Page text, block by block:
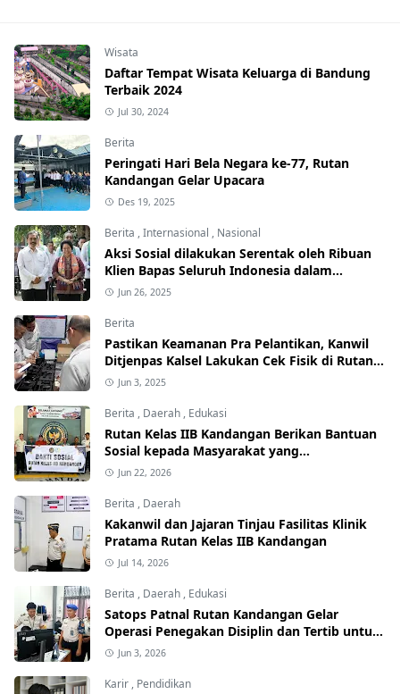
Wisata
Daftar Tempat Wisata Keluarga di Bandung
Terbaik 2024
Jul 30, 2024
Berita
Peringati Hari Bela Negara ke-77, Rutan
Kandangan Gelar Upacara
Des 19, 2025
Berita ,Internasional , Nasional
Aksi Sosial dilakukan Serentak oleh Ribuan
Klien Bapas Seluruh Indonesia dalam
Penerapan Pidana Alternatif
Jun 26, 2025
Berita
Pastikan Keamanan Pra Pelantikan, Kanwil
Ditjenpas Kalsel Lakukan Cek Fisik di Rutan
Kandangan, Rantau dan Pelaihari
Jun 3, 2025
Berita , Daerah , Edukasi
Rutan Kelas IIB Kandangan Berikan Bantuan
Sosial kepada Masyarakat yang
Membutuhkan
Jun 22, 2026
Berita , Daerah
Kakanwil dan Jajaran Tinjau Fasilitas Klinik
Pratama Rutan Kelas IIB Kandangan
Jul 14, 2026
Berita , Daerah , Edukasi
Satops Patnal Rutan Kandangan Gelar
Operasi Penegakan Disiplin dan Tertib untuk
Perkuat Kedisiplinan
Jun 3, 2026
Karir , Pendidikan